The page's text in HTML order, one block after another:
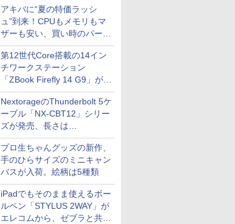
アキバに“夏の特価ラッシ
ュ”到来！CPUもメモリもマ
ザーも安い、買い時のパーツ
は？【8月7日(金)22時配信】
第12世代Core搭載の14イン
チワークステーション
「ZBook Firefly 14 G9」が
79,800円！秋葉原で中古PC
セール
NextorageのThunderbolt 5ケ
ーブル「NX-CBT12」シリー
ズが発売、長さは
30cm/50cm/1mの3種類
プロ生ちゃんグッズの新作、
手のひらサイズのミニキャン
バスが入荷。絵柄は5種類
iPadでもそのまま使えるボー
ルペン「STYLUS 2WAY」が
エレコムから、ゼブラと共同